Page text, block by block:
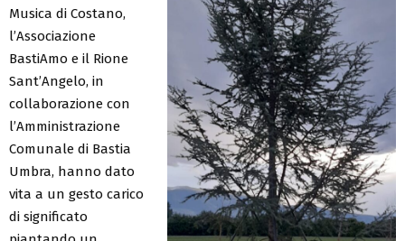
Musica di Costano,
l’Associazione
BastiAmo e il Rione
Sant’Angelo, in
collaborazione con
l’Amministrazione
Comunale di Bastia
Umbra, hanno dato
vita a un gesto carico
di significato